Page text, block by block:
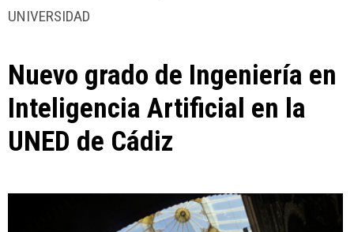
UNIVERSIDAD
Nuevo grado de Ingeniería en
Inteligencia Artificial en la
UNED de Cádiz